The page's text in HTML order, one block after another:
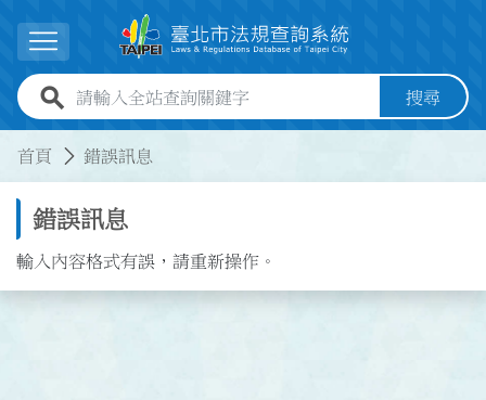
展開選單
全站查詢關鍵字欄位 搜尋
首頁 錯誤訊息
錯誤訊息
輸入內容格式有誤，請重新操作。